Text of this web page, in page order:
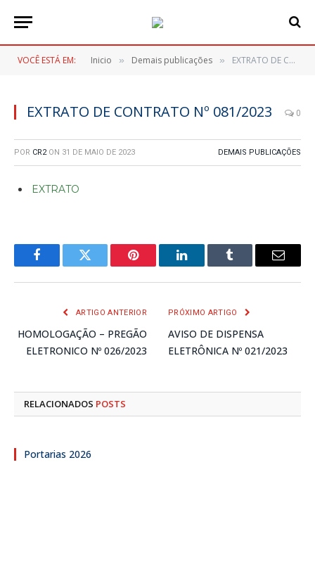
VOCÊ ESTÁ EM: Inicio » Demais publicações » EXTRATO DE CONTRATO Nº 081/2023
EXTRATO DE CONTRATO Nº 081/2023 0
POR CR2 ON 31 DE MAIO DE 2023 DEMAIS PUBLICAÇÕES
EXTRATO
FacebookTwitter Pinterest LinkedInTumblr
E-
ARTIGO ANTERIOR
HOMOLOGAÇÃO – PREGÃO
ELETRONICO Nº 026/2023
PRÓXIMO ARTIGO
AVISO DE DISPENSA
ELETRÔNICA Nº 021/2023
RELACIONADOS POSTS
Portarias 2026